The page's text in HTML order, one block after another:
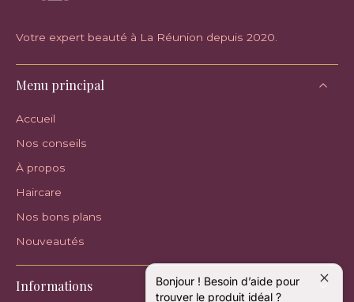
Votre expert beauté à La Réunion depuis 2020.
Menu principal
Accueil
Nos conseils
À propos
Haircare
Nos bons plans
Nouveautés
Informations
Bonjour ! Besoin d’aide pour
trouver le produit idéal ?